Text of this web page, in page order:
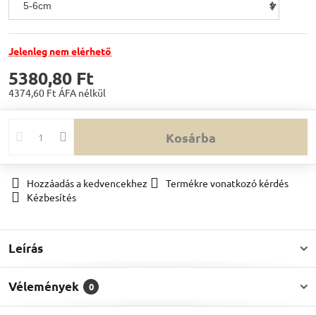
Jelenleg nem elérhető
5380,80 Ft
4374,60 Ft ÁFA nélkül
Kosárba
Hozzáadás a kedvencekhez
Termékre vonatkozó kérdés
Kézbesítés
Leírás
Vélemények 0